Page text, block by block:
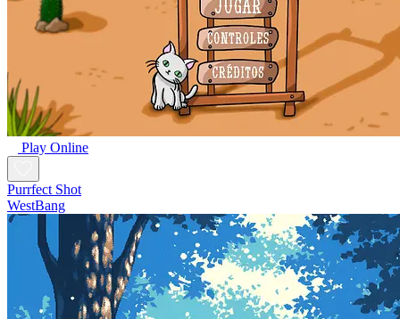
Play Online
Purrfect Shot
WestBang